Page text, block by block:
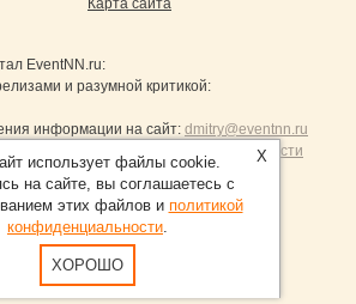
EventNN.ru:
и разумной критикой:
информации на сайт: dmitry@eventnn.ru
и политика конфиденциальности
сайтов Санкт-Петербург
X
использует файлы cookie.
на сайте, вы соглашаетесь с
этих файлов и политикой
конфиденциальности.
ХОРОШО